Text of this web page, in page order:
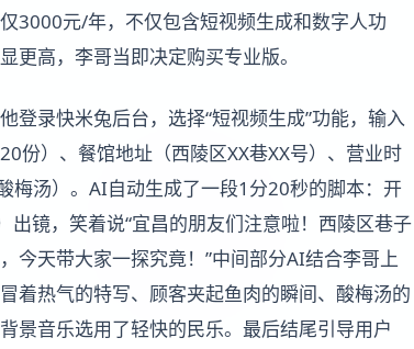
3000元/年，不仅包含短视频生成和数字人功
更高，李哥当即决定购买专业版。
登录快米兔后台，选择“短视频生成”功能，输入
份）、餐馆地址（西陵区XX巷XX号）、营业时
汤）。AI自动生成了一段1分20秒的脚本：开
出镜，笑着说“宜昌的朋友们注意啦！西陵区巷子
今天带大家一探究竟！”中间部分AI结合李哥上
热气的特写、顾客夹起鱼肉的瞬间、酸梅汤的
景音乐选用了轻快的民乐。最后结尾引导用户